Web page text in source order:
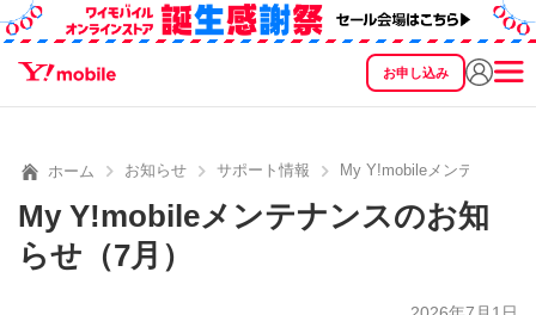
お申し込み
SEARCH
ホーム お知らせ サポート情報 My Y!mobileメンテナンス
My Y!mobileメンテナンスのお知
らせ（7月）